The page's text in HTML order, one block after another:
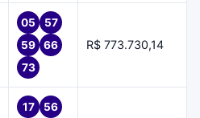
05
57
59
66
73
R$ 773.730,14
17
56